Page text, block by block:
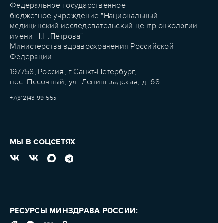
Федеральное государственное
бюджетное учреждение "Национальный
медицинский исследовательский центр онкологии
имени Н.Н.Петрова"
Министерства здравоохранения Российской
Федерации
197758, Россия, г.Санкт-Петербург,
пос. Песочный, ул. Ленинградская, д. 68
+7(812)43-99-555
МЫ В СОЦСЕТЯХ
РЕСУРСЫ МИНЗДРАВА РОССИИ: